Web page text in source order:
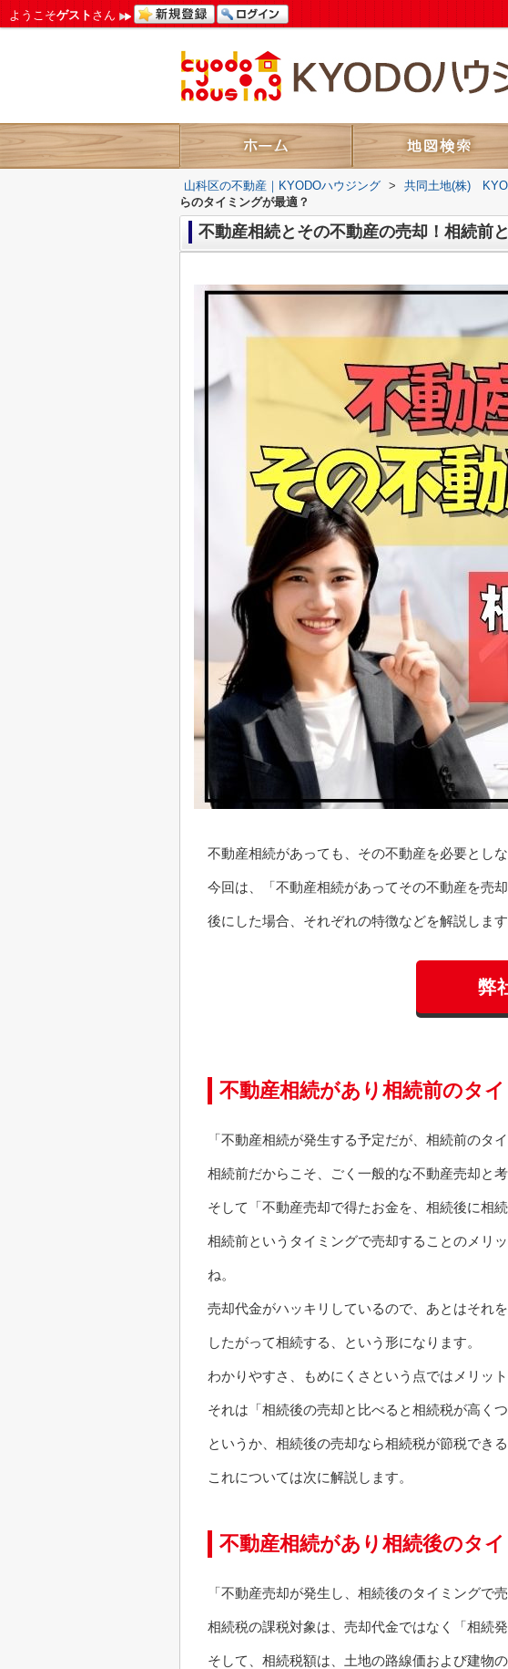
ようこそゲストさん
山科区の不動産｜KYODOハウジング > 共同土地(株)
らのタイミングが最適？
不動産相続とその不動産の売却！相続前
不動産相続があっても、その不動産を必要とし
今回は、「不動産相続があってその不動産を売
後にした場合、それぞれの特徴などを解説します
弊
不動産相続があり相続前のタ
「不動産相続が発生する予定だが、相続前のタ
相続前だからこそ、ごく一般的な不動産売却と
そして「不動産売却で得たお金を、相続後に相
相続前というタイミングで売却することのメリ
ね。
売却代金がハッキリしているので、あとはそれ
したがって相続する、という形になります。
わかりやすさ、もめにくさという点ではメリッ
それは「相続後の売却と比べると相続税が高く
というか、相続後の売却なら相続税が節税でき
これについては次に解説します。
不動産相続があり相続後のタ
「不動産売却が発生し、相続後のタイミングで
相続税の課税対象は、売却代金ではなく「相続
そして、相続税額は、土地の路線価および建物